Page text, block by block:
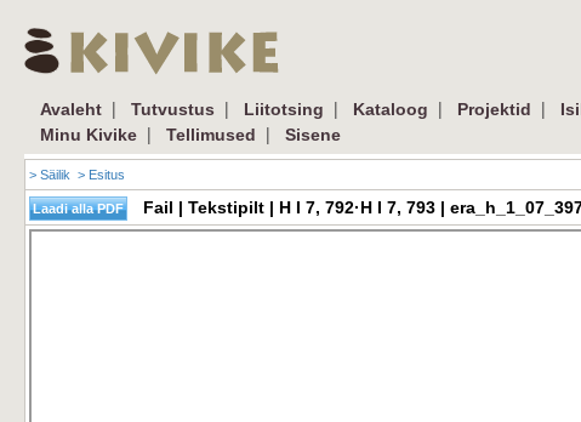
Avaleht | Tutvustus | Liitotsing | Kataloog | Projektid |
Minu Kivike | Tellimused | Sisene
> Säilik > Esitus
Fail | Tekstipilt | H I 7, 792·H I 7, 793 |